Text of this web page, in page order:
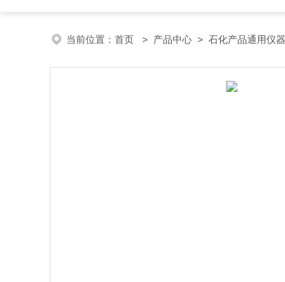
当前位置： 首页 > 产品中心 > 石化产品通用仪器